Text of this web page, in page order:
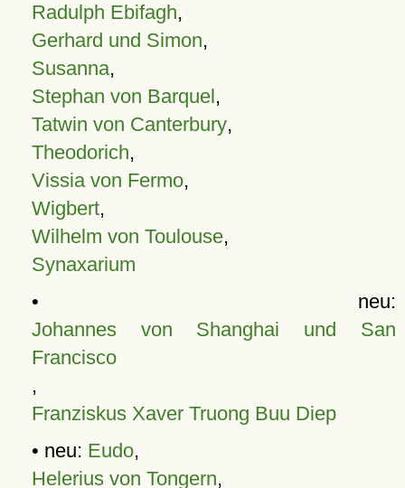
Radulph Ebifagh,
Gerhard und Simon,
Susanna,
Stephan von Barquel,
Tatwin von Canterbury,
Theodorich,
Vissia von Fermo,
Wigbert,
Wilhelm von Toulouse,
Synaxarium
• neu:
Johannes von Shanghai und San
Francisco
,
Franziskus Xaver Truong Buu Diep
• neu: Eudo,
Helerius von Tongern,